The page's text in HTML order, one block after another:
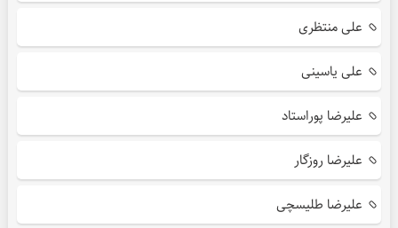
علی منتظری
علی یاسینی
علیرضا پوراستاد
علیرضا روزگار
علیرضا طلیسچی